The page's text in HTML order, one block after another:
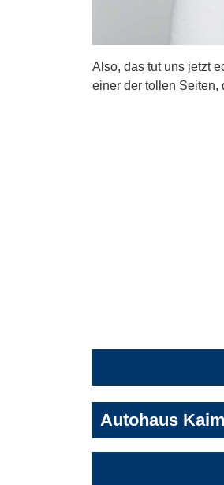
Also, das tut uns jetzt
einer der tollen Seiten,
Autohaus